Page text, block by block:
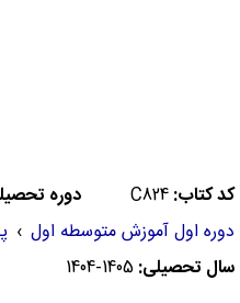
کد کتاب:C824
دوره
دوره اول آموزش متوسطه اول ›
سال تحصیلی: 1404-1405